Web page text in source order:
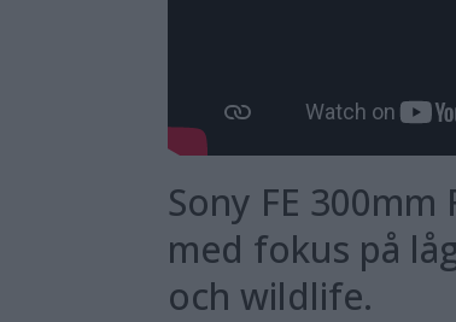
Sony FE
med fokus på
och wildlife.